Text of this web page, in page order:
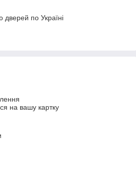
дверей по Україні
на вашу картку